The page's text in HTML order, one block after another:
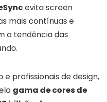
evita screen
mais contínuas e
a tendência das
profissionais de design,
gama de cores de